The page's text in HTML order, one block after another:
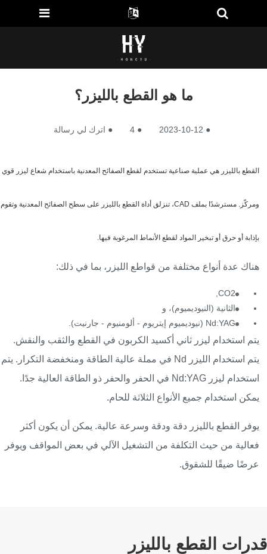
ما هو القطع بالليزر؟
●
2023-10-12
●
4
● اترك لي رسالة
القطع بالليزر هي عملية صناعية تستخدم لقطع الصفائح المعدنية باستخدام شعاع ليزر قوي
ومركّز. مسترشدًا بملف CAD، تنزلق أداة القطع بالليزر على سطح الصفائح المعدنية وتقوم
بإذابة أو حرق أو تبخير المواد لقطع الأنماط المرغوبة فيها.
هناك عدة أنواع مختلفة من قواطع الليزر، بما في ذلك:
CO2,
الثانية (النيوديميوم)، و
Nd:YAG (نيوديميوم إيتريوم - ألومنيوم - جارنيت).
يتم استخدام ليزر ثاني أكسيد الكربون في القطع والثقب والنقش.
يتم استخدام الليزر Nd في مملة عالية الطاقة ومنخفضة التكرار. يتم
استخدام ليزر Nd:YAG في الحفر والحفر ذو الطاقة العالية جدًا.
يمكن استخدام جميع الأنواع الثلاثة للحام.
يوفر القطع بالليزر دقة ودقة وسرعة عالية. يمكن أن يكون أكثر
فعالية من حيث التكلفة من التشغيل الآلي في بعض المواقف ويوفر
عرضًا ضيقًا للشقوق.
قدرات القطع بالليزر